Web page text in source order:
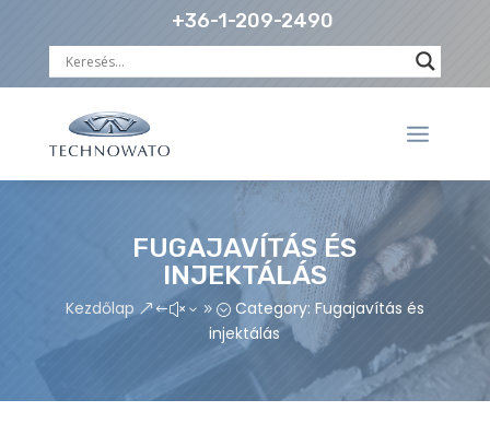
+36-1-209-2490
FUGAJAVÍTÁS ÉS
INJEKTÁLÁS
Kezdőlap &#x39; Category: Fugajavítás és
injektálás